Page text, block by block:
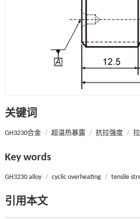
关键词
GH3230合金 / 超温热暴露 / 抗拉强度 /
Key words
GH3230 alloy / cyclic overheating / tensile
引用本文